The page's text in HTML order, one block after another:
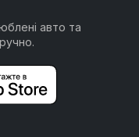
авто та